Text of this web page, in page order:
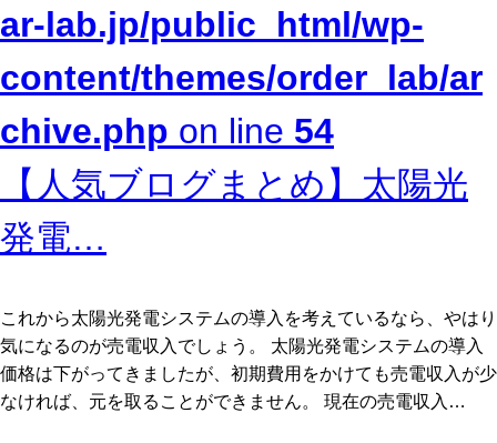
ar-lab.jp/public_html/wp-
content/themes/order_lab/ar
chive.php on line 54
【人気ブログまとめ】太陽光
発電…
これから太陽光発電システムの導入を考えているなら、やはり
気になるのが売電収入でしょう。 太陽光発電システムの導入
価格は下がってきましたが、初期費用をかけても売電収入が少
なければ、元を取ることができません。 現在の売電収入…